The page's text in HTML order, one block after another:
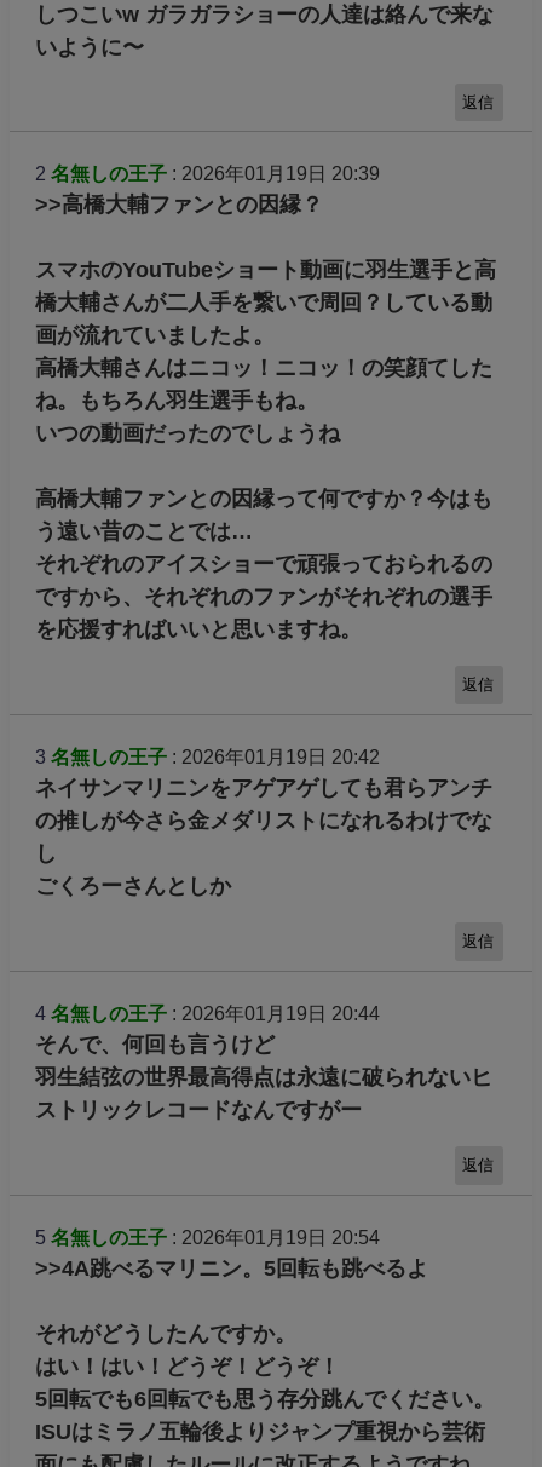
しつこいw ガラガラショーの人達は絡んで来な
いように〜
返信
2 名無しの王子: 2026年01月19日 20:39
>>高橋大輔ファンとの因縁？
スマホのYouTubeショート動画に羽生選手と高
橋大輔さんが二人手を繋いで周回？している動
画が流れていましたよ。
高橋大輔さんはニコッ！ニコッ！の笑顔てした
ね。もちろん羽生選手もね。
いつの動画だったのでしょうね
高橋大輔ファンとの因縁って何ですか？今はも
う遠い昔のことでは…
それぞれのアイスショーで頑張っておられるの
ですから、それぞれのファンがそれぞれの選手
を応援すればいいと思いますね。
返信
3 名無しの王子: 2026年01月19日 20:42
ネイサンマリニンをアゲアゲしても君らアンチ
の推しが今さら金メダリストになれるわけでな
し
ごくろーさんとしか
返信
4 名無しの王子: 2026年01月19日 20:44
そんで、何回も言うけど
羽生結弦の世界最高得点は永遠に破られないヒ
ストリックレコードなんですがー
返信
5 名無しの王子: 2026年01月19日 20:54
>>4A跳べるマリニン。5回転も跳べるよ
それがどうしたんですか。
はい！はい！どうぞ！どうぞ！
5回転でも6回転でも思う存分跳んでください。
ISUはミラノ五輪後よりジャンプ重視から芸術